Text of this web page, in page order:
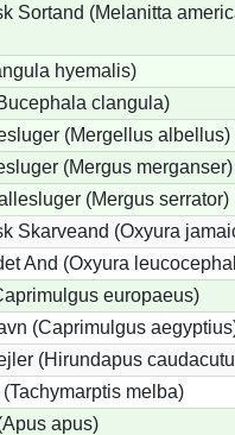
Sortand (Melanitta
hyemalis)
clangula)
(Mergellus albellus)
(Mergus merganser)
(Mergus serrator)
Skarveand (Oxyura
And (Oxyura
europaeus)
(Caprimulgus
(Hirundapus
melba)
apus)